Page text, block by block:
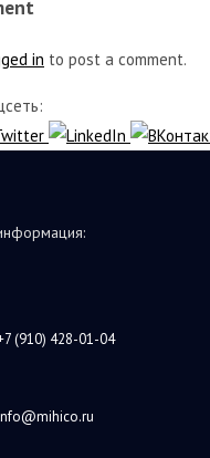
in to post a comment.
(910) 428-01-04